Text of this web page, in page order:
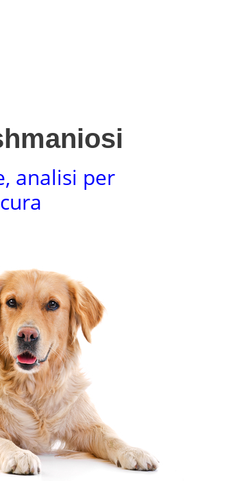
analisi per